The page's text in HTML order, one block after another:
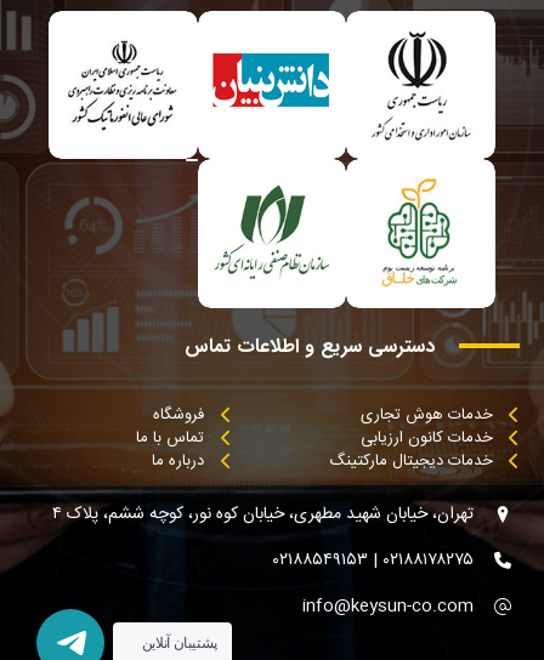
دسترسی سریع و اطلاعات تماس
خدمات هوش تجاری
خدمات کانون ارزیابی
خدمات دیجیتال مارکتینگ
فروشگاه
تماس با ما
درباره ما
تهران، خیابان شهید مطهری، خیابان کوه نور، کوچه ششم، پلاک ۴
۰۲۱۸۸۱۷۸۲۷۵ | ۰۲۱۸۸۵۴۹۱۵۳
info@keysun-co.com
پشتیبان آنلاین